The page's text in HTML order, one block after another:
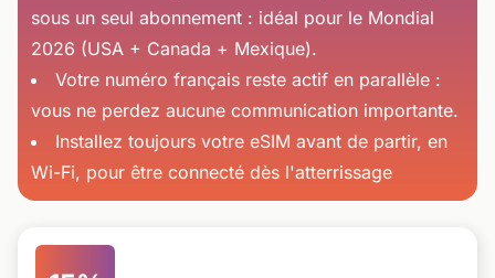
sous un seul abonnement : idéal pour le Mondial
2026 (USA + Canada + Mexique).
Votre numéro français reste actif en parallèle :
vous ne perdez aucune communication importante.
Installez toujours votre eSIM avant de partir, en
Wi-Fi, pour être connecté dès l'atterrissage